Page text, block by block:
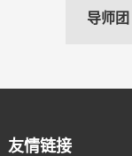
导师团
友情链接